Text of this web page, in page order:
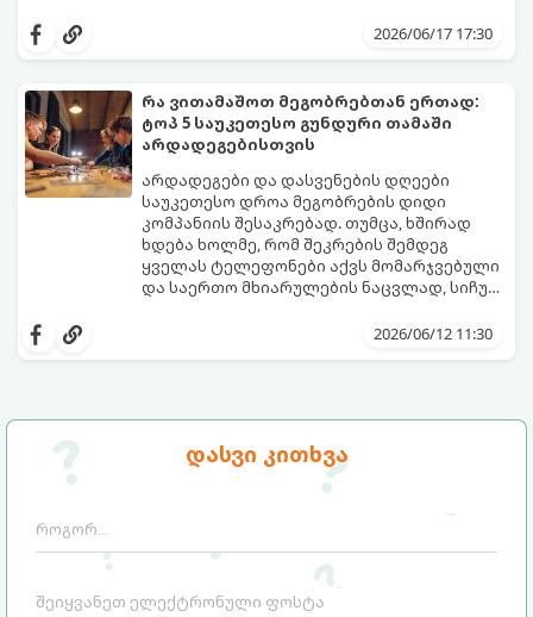
დასვი კითხვა
მიმართვაა. მნიშვნელოვანია მათთვის
ჯანსაღი რუტინა დასვენების დღეებშიც
აუცილებელია.
მარკეტფლეისი საქართველოში,
დაგეხმარებათ. აქ ყველა ასაკისა და
ინტერესის მქონე ბავშვისთვის მოიძებნება
იდეალური გასართობი საშუალება.
2026/06/17 17:30
რა ვითამაშოთ მეგობრებთან ერთად:
ტოპ 5 საუკეთესო გუნდური თამაში
არდადეგებისთვის
არდადეგები და დასვენების დღეები
საუკეთესო დროა მეგობრების დიდი
კომპანიის შესაკრებად. თუმცა, ხშირად
ხდება ხოლმე, რომ შეკრების შემდეგ
ყველას ტელეფონები აქვს მომარჯვებული
და საერთო მხიარულების ნაცვლად, სიჩუმე
დასაღწევად და ნამდვილი, ცოცხალი
იუმორით სავსე აქტივობები მეგობრებს
თქვენს არდადეგებს ნამდვილ
2026/06/12 11:30